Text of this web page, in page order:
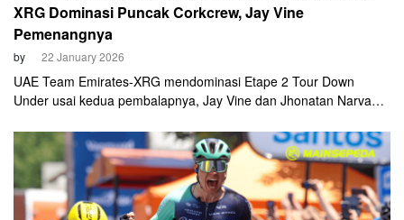
XRG Dominasi Puncak Corkcrew, Jay Vine
Pemenangnya
by 22 January 2026
UAE Team Emirates-XRG mendominasi Etape 2 Tour Down
Under usai kedua pembalapnya, Jay Vine dan Jhonatan Narvaez,
Keduanya menyerang bersamaan di tanjakan Corkscrew dan
gagal dibuntuti oleh pembalap lainnya.